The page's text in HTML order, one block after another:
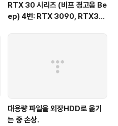
RTX 30 시리즈 (비프 경고음 Be
ep) 4번: RTX 3090, RTX30
대용량 파일을 외장HDD로 옮기
는 중 손상.